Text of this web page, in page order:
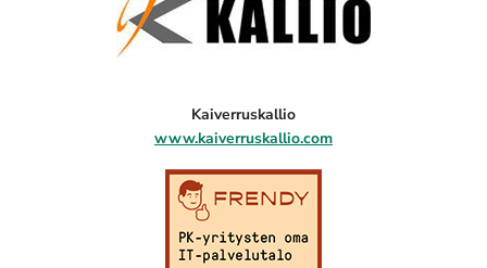
Kaiverruskallio
www.kaiverruskallio.com